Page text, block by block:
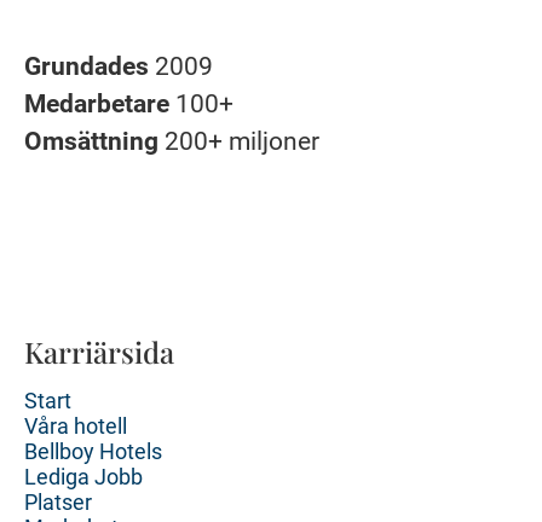
Grundades 2009
Medarbetare 100+
Omsättning 200+ miljoner
Karriärsida
Start
Våra hotell
Bellboy Hotels
Lediga Jobb
Platser